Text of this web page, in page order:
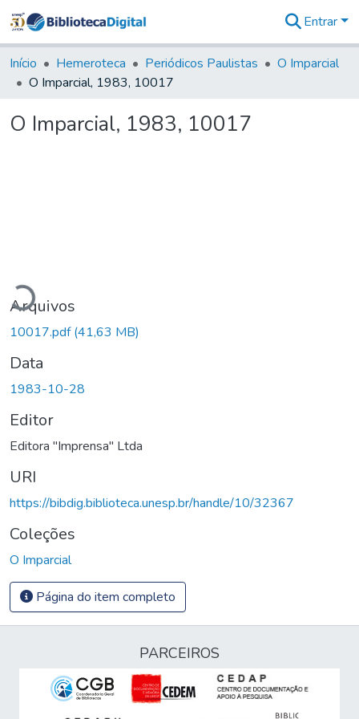
&
Coleções
Tudo na
Digital
Entrar
Início Hemeroteca Periódicos Paulistas
O Imparcial
O Imparcial, 1983, 10017
O Imparcial, 1983, 10017
Arquivos
10017.pdf(41,63 MB)
Data
1983-10-28
Editor
Editora "Imprensa" Ltda
URI
https://bibdig.biblioteca.unesp.br/handle/10/32367
Coleções
O Imparcial
Página do item completo
PARCEIROS